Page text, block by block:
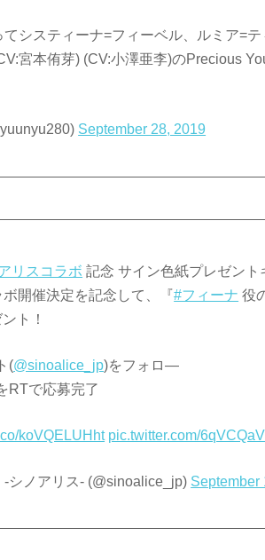
てシスティーナ=フィーベル、ルミア=
宮本侑芽) (CV:小澤亜李)のPrecious
September 28, 2019
リスコラボ 記念 サイン色紙プレゼント
開催決定を記念して、『#フィーナ 役
ト！
(@sinoalice_jp)をフォロ―
RTで応募完了
koVQELUHht pic.twitter.com/
シノアリス- (@sinoalice_jp) September